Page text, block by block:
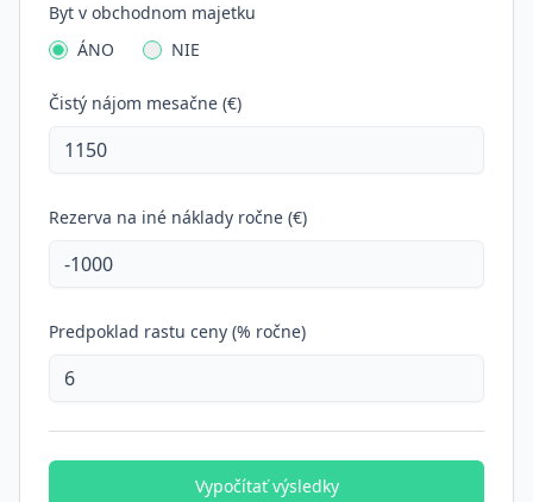
Byt v obchodnom majetku
ÁNO
NIE
Čistý nájom mesačne (€)
Rezerva na iné náklady ročne (€)
Predpoklad rastu ceny (% ročne)
Vypočítať výsledky